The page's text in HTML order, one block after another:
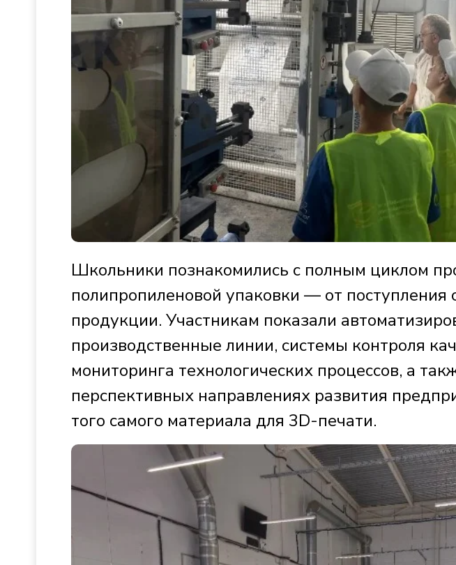
Школьники познакомились с полным циклом
полипропиленовой упаковки — от поступления
продукции. Участникам показали
производственные линии, системы контроля
мониторинга технологических процессов, а
перспективных направлениях развития
того самого материала для 3D-печати.